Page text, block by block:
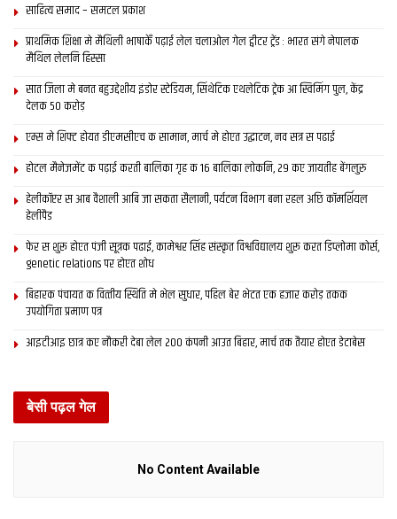
विदेश मे बिहारियत जगेबा लेल कार्यक्रमक आयोजन भ रहल अछि। मुदा
राज्यक राजधानी मे आयोजित सांस्कृतिक कार्यक्रम मे दरभंगा आ बेतिया
घरानाक कोनो कलाकार नहि देखा रहल छथि। तहिना राजधानी दिल्ली मे जे
समापन समारोह आयोजित भ रहल अछि ओहि मे प्रस्तुति देनिहार कलाकारक
सूची मे बिहारक कलाकार नदारद छथि, गायिका मालनी अवस्थी आ मशहूर
कथक नृत्यांगना शिखा खरे प्रस्तुति स्वागत योग्य अछि, मुदा आयोजनकर्ता
99 साल मे बिहार एकटा एहन कलाकार पैदा नहि करि सकल जे दिल्ली मे एहि
असवर पर कार्यक्रम करि सकए त इ बुझबा मे देर नहि हेबाक चाही जे बिहार
जरूर 99 साल पूरा करि लेलक मुदा बिहारियत एखनो नवजात अछि।
Tags: बिहार उत्‍सव
साहित्य समाद – समटल प्रकाश
प्राथमिक शि‍क्षा मे मैथि‍ली भाषाकेँ पढ़ाई लेल चलाओल गेल ट्वीटर ट्रेंड : भारत संगे नेपालक
मैथिल लेलनि हिस्सा
सात जिला मे बनत बहुउद्देशीय इंडोर स्‍टेडि‍यम, सिंथेटिक एथलेटिक ट्रेक आ स्विमिंग पुल, केंद्र
देलक 50 करोड़
एम्स मे शिफ्ट होयत डीएमसीएच क सामान, मार्च मे होएत उद्घाटन, नव सत्र स पढाई
होटल मैनेजमेंट क पढ़ाई करती बालिका गृह क 16 बालिका लोकनि, 29 कए जायतीह बेंगलुरु
हेलीकॉप्टर स आब वैशाली आबि जा सकता सैलानी, पर्यटन विभाग बना रहल अछि कॉमर्शियल
हेलीपैड
फेर स शुरू होएत पंजी सूत्रक पढाई, कामेश्वर सिंह संस्कृत विश्वविद्यालय शुरू करत डिप्लोमा कोर्स,
genetic relations पर होएत शोध
बिहारक पंचायत क वित्‍तीय स्थिति मे भेल सुधार, पहिल बेर भेटत एक हजार करोड़ तकक
उपयोगिता प्रमाण पत्र
आइटीआइ छात्र कए नौकरी देबा लेल 200 कंपनी आउत बिहार, मार्च तक तैयार होएत डेटाबेस
बेसी पढ़ल गेल
No Content Available